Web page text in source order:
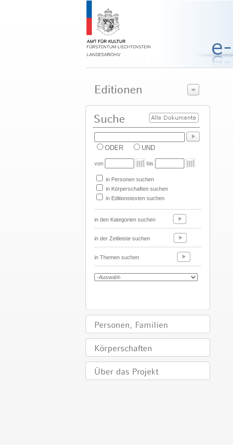
ODER UND
von bis
in Personen suchen
in Körperschaften suchen
in Editionstexten suchen
in den Kategorien suchen
in der Zeitleiste suchen
in Themen suchen